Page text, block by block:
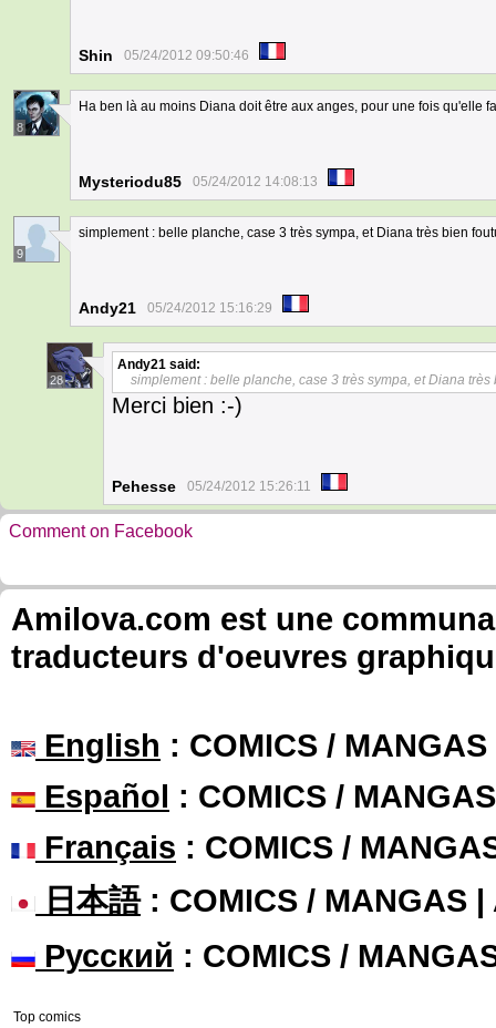
Shin 05/24/2012 09:50:46
8
Ha ben là au moins Diana doit être aux anges, pour une fois qu'elle
Mysteriodu85 05/24/2012 14:08:13
9
simplement : belle planche, case 3 très sympa, et Diana très bien
Andy21 05/24/2012 15:16:29
28
Andy21 said:
simplement : belle planche, case 3 très sympa, et Diana
Merci bien :-)
Pehesse 05/24/2012 15:26:11
Comment on Facebook
Amilova.com est une
traducteurs d'oeuvres
English : COMICS /
Español : COMICS /
Français : COMICS /
日本語: COMICS / MANGAS |
Русский : COMICS /
Top comics